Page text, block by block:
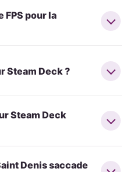
pour la
Steam Deck ?
Steam Deck
Denis saccade